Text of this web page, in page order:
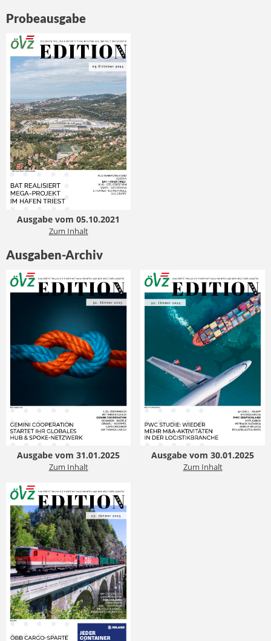
Probeausgabe
Ausgabe vom 05.10.2021
Zum Inhalt
Ausgaben-Archiv
Ausgabe vom 31.01.2025
Zum Inhalt
Ausgabe vom 30.01.2025
Zum Inhalt